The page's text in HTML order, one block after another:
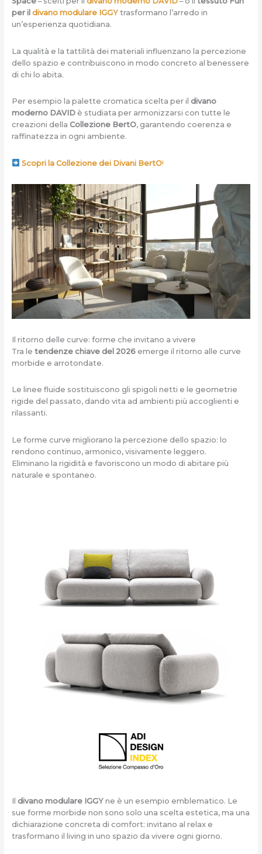
per il divano modulare IGGYtrasformano l’arredo in
un’esperienza quotidiana.
La qualità e la tattilità dei materiali influenzano la percezione
dello spazio e contribuiscono in modo concreto al benessere
di chi lo abita.
Per esempio la palette cromatica scelta per il divano
moderno DAVIDè studiata per armonizzarsi con tutte le
creazioni della Collezione BertO, garantendo coerenza e
raffinatezza in ogni ambiente.
Scopri la Collezione dei Divani BertO!
Il ritorno delle curve: forme che invitano a vivere
Tra le tendenze chiave del 2026emerge il ritorno alle curve
morbide e arrotondate.
Le linee fluide sostituiscono gli spigoli netti e le geometrie
rigide del passato, dando vita ad ambienti più accoglienti e
rilassanti.
Le forme curve migliorano la percezione dello spazio: lo
rendono continuo, armonico, visivamente leggero.
Eliminano la rigidità e favoriscono un modo di abitare più
naturale e spontaneo.
Il divano modulare IGGYne è un esempio emblematico. Le
sue forme morbide non sono solo una scelta estetica, ma una
dichiarazione concreta di comfort: invitano al relax e
trasformano il living in uno spazio da vivere ogni giorno.